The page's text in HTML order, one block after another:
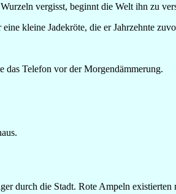
vergisst, beginnt die Welt ihn zu
kleine Jadekröte, die er Jahrzehnte
das Telefon vor der Morgendämmerung.
durch die Stadt. Rote Ampeln